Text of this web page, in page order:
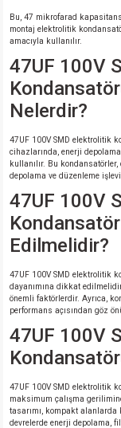
Bu, 47 mikrofarad
montaj elektrolitik
amacıyla kullanılır.
47UF 100V
Nelerdir?
47UF 100V SMD elektrolitik
cihazlarında, enerji
kullanılır. Bu
depolama ve düzenleme
47UF 100V
Edilmelidir?
47UF 100V SMD elektrolitik
dayanımına dikkat
önemli faktörlerdir. Ayrıca,
performans açısından göz
47UF 100V
47UF 100V SMD elektrolitik
maksimum çalışma
tasarımı, kompakt
devrelerde enerji depolama,